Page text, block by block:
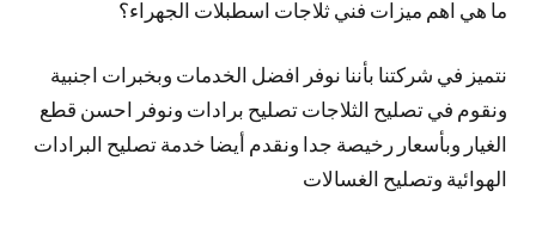
ما هي اهم ميزات فني ثلاجات اسطبلات الجهراء؟
نتميز في شركتنا بأننا نوفر افضل الخدمات وبخبرات اجنبية
ونقوم في تصليح الثلاجات تصليح برادات ونوفر احسن قطع
الغيار وبأسعار رخيصة جدا ونقدم أيضا خدمة تصليح البرادات
الهوائية وتصليح الغسالات